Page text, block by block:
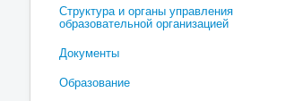
Структура и органы управления
образовательной организацией
Документы
Образование